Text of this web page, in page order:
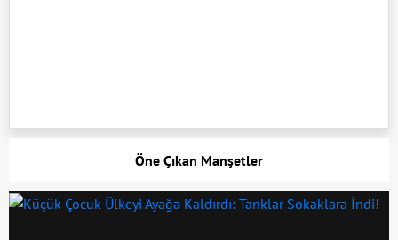
Öne Çıkan Manşetler